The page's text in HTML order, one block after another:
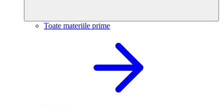
Toate materiile prime